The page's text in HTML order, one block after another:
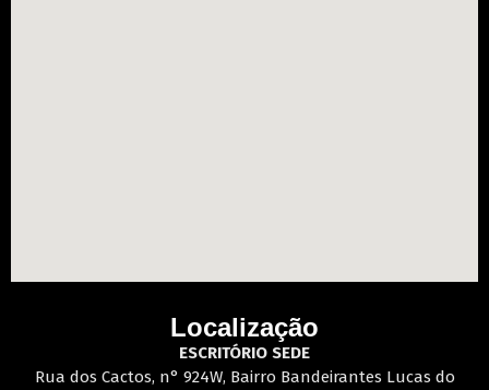
Localização
ESCRITÓRIO SEDE
Rua dos Cactos, n° 924W, Bairro Bandeirantes Lucas do